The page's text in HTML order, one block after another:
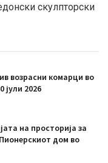
скулпторски
возрасни комарци во
јули 2026
на просторија за
дом во